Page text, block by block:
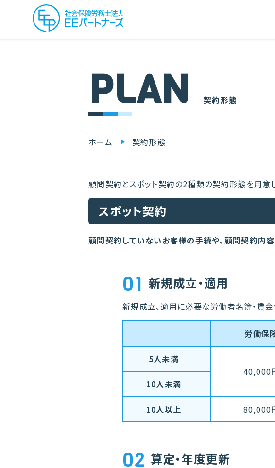
PLAN 契約形態
ホーム 契約形態
顧問契約とスポット契約の2種類の契約形態を用意
スポット契約
顧問契約していないお客様の手続や、顧問契約内
01 新規成立・適用
新規成立、適用に必要な労働者名簿・賃
労働保
5人未満
40,000
10人未満
10人以上 80,000
02 算定・年度更新